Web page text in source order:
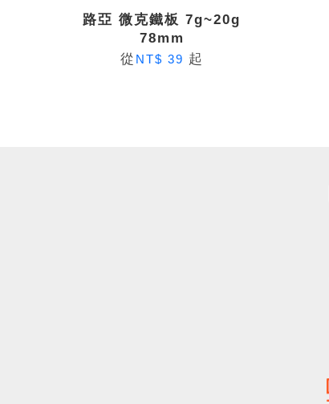
路亞 微克鐵板 7g~20g
78mm
從 NT$ 39 起